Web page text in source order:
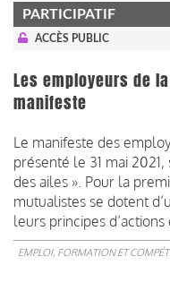
PARTICIPATIF
ACCÈS PUBLIC
Les employeurs de
manifeste
Le manifeste des
présenté le 31 mai
des ailes ». Pour la
mutualistes se dotent
leurs principes
EMPLOI, FORMATION ET